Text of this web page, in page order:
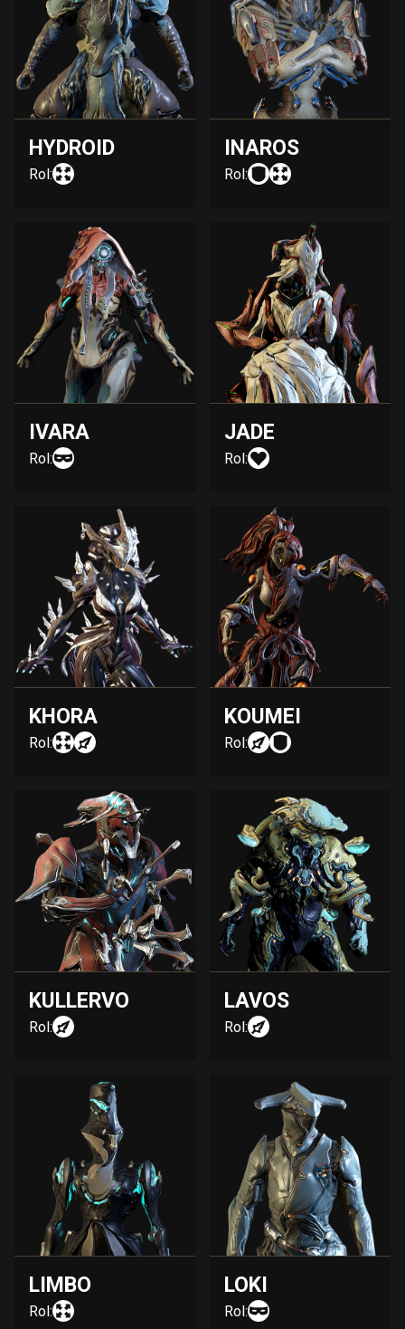
HYDROID
Rol:
INAROS
Rol:
IVARA
Rol:
JADE
Rol:
KHORA
Rol:
KOUMEI
Rol:
KULLERVO
Rol:
LAVOS
Rol:
LIMBO
Rol:
LOKI
Rol: